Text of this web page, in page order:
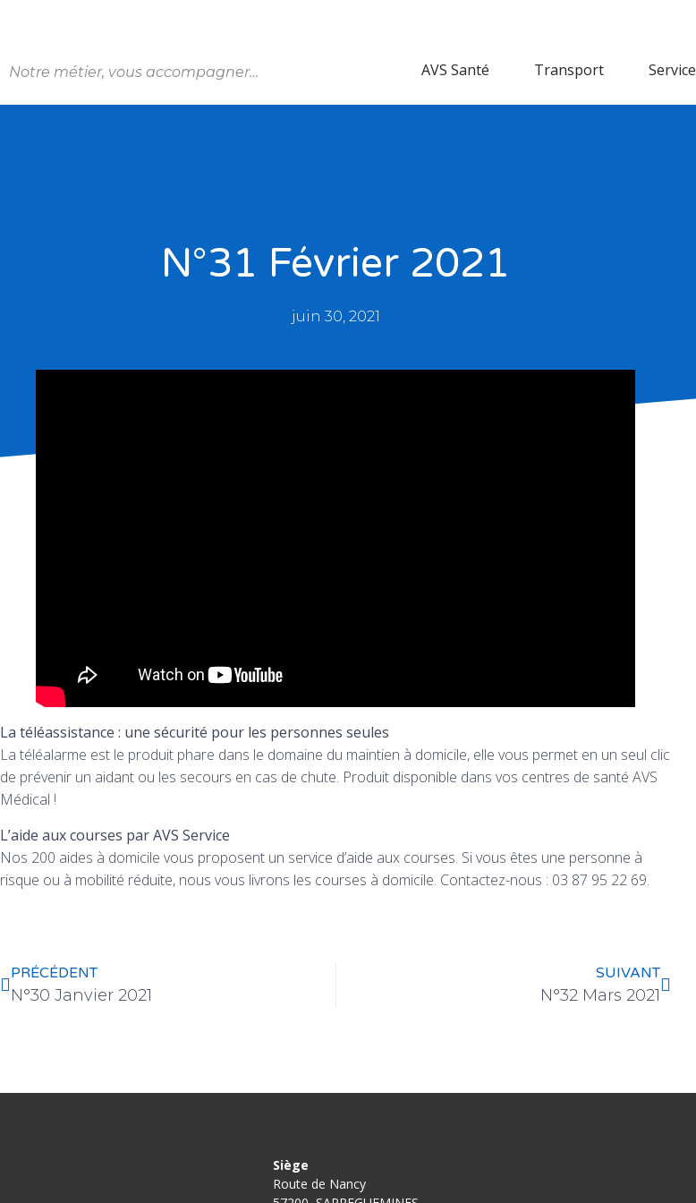
Notre métier, vous accompagner… AVS Santé Transport Service
N°31 Février 2021
juin 30, 2021
La téléassistance : une sécurité pour les personnes seules
La téléalarme est le produit phare dans le domaine du maintien à domicile, elle vous permet en un seul clic
de prévenir un aidant ou les secours en cas de chute. Produit disponible dans vos centres de santé AVS
Médical !
L’aide aux courses par AVS Service
Nos 200 aides à domicile vous proposent un service d’aide aux courses. Si vous êtes une personne à
risque ou à mobilité réduite, nous vous livrons les courses à domicile. Contactez-nous : 03 87 95 22 69.
PRÉCÉDENT
N°30 Janvier 2021
SUIVANT
N°32 Mars 2021
Siège
Route de Nancy